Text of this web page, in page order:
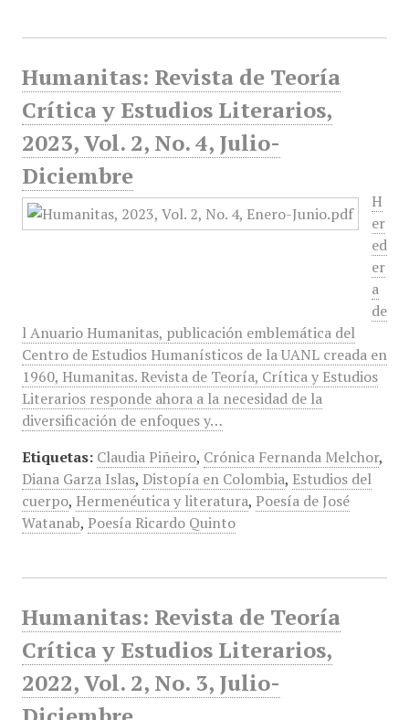
Humanitas: Revista de Teoría
Crítica y Estudios Literarios,
2023, Vol. 2, No. 4, Julio-
Diciembre
H
er
ed
er
a
de
l Anuario Humanitas, publicación emblemática del
Centro de Estudios Humanísticos de la UANL creada en
1960, Humanitas. Revista de Teoría, Crítica y Estudios
Literarios responde ahora a la necesidad de la
diversificación de enfoques y…
Etiquetas: Claudia Piñeiro, Crónica Fernanda Melchor,
Diana Garza Islas, Distopía en Colombia, Estudios del
cuerpo, Hermenéutica y literatura, Poesía de José
Watanab, Poesía Ricardo Quinto
Humanitas: Revista de Teoría
Crítica y Estudios Literarios,
2022, Vol. 2, No. 3, Julio-